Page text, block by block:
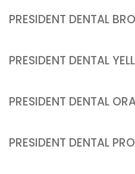
PRESIDENT DENTAL
PRESIDENT DENTAL
PRESIDENT DENTAL
PRESIDENT DENTAL